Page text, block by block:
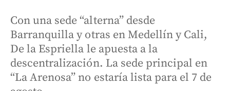
Con una sede “alterna” desde
Barranquilla y otras en Medellín y Cali,
De la Espriella le apuesta a la
descentralización. La sede principal en
“La Arenosa” no estaría lista para el 7 de